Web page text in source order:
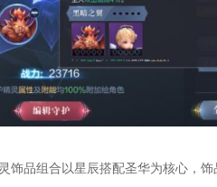
饰品组合以星辰搭配圣华为核心，